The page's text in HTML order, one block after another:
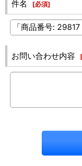
件名 [必須]
お問い合わせ内容 [